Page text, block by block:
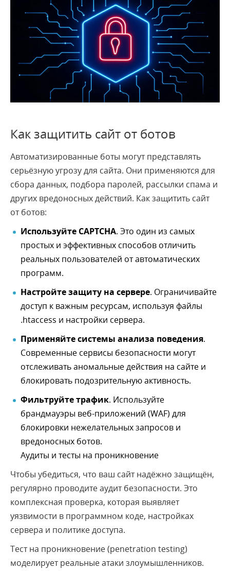
Как защитить сайт от ботов
Автоматизированные боты могут представлять
серьёзную угрозу для сайта. Они применяются для
сбора данных, подбора паролей, рассылки спама и
других вредоносных действий. Как защитить сайт
от ботов:
Используйте CAPTCHA. Это один из самых
простых и эффективных способов отличить
реальных пользователей от автоматических
программ.
Настройте защиту на сервере. Ограничивайте
доступ к важным ресурсам, используя файлы
.htaccess и настройки сервера.
Применяйте системы анализа поведения.
Современные сервисы безопасности могут
отслеживать аномальные действия на сайте и
блокировать подозрительную активность.
Фильтруйте трафик. Используйте
брандмауэры веб-приложений (WAF) для
блокировки нежелательных запросов и
вредоносных ботов.
Аудиты и тесты на проникновение
Чтобы убедиться, что ваш сайт надёжно защищён,
регулярно проводите аудит безопасности. Это
комплексная проверка, которая выявляет
уязвимости в программном коде, настройках
сервера и политике доступа.
Тест на проникновение (penetration testing)
моделирует реальные атаки злоумышленников.